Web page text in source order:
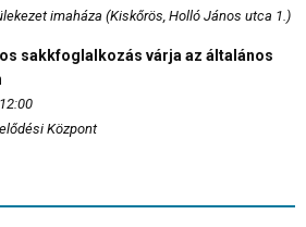
imaháza (Kiskőrös, Holló János utca 1.)
sakkfoglalkozás várja az általános
Központ